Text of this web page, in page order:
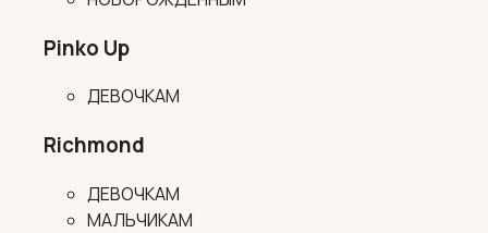
Pinko Up
ДЕВОЧКАМ
Richmond
ДЕВОЧКАМ
МАЛЬЧИКАМ